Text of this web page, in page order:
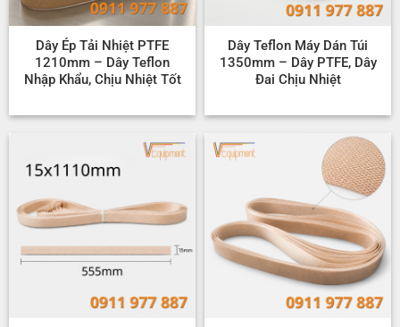
Dây Ép Tải Nhiệt PTFE
1210mm – Dây Teflon
Nhập Khẩu, Chịu Nhiệt Tốt
Dây Teflon Máy Dán Túi
1350mm – Dây PTFE, Dây
Đai Chịu Nhiệt